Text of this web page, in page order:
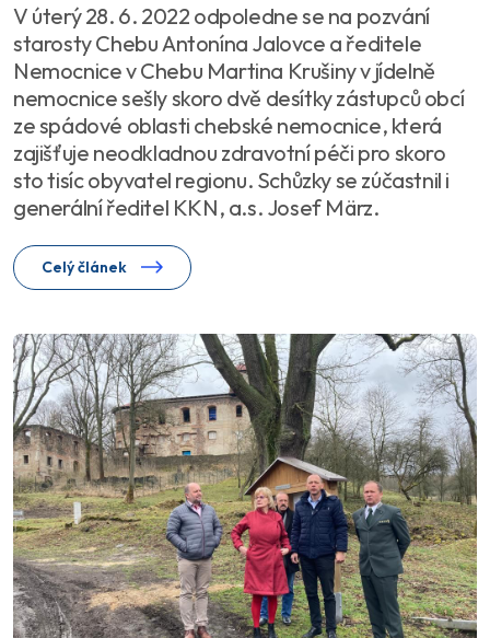
V úterý 28. 6. 2022 odpoledne se na pozvání
starosty Chebu Antonína Jalovce a ředitele
Nemocnice v Chebu Martina Krušiny v jídelně
nemocnice sešly skoro dvě desítky zástupců obcí
ze spádové oblasti chebské nemocnice, která
zajišťuje neodkladnou zdravotní péči pro skoro
sto tisíc obyvatel regionu. Schůzky se zúčastnil i
generální ředitel KKN, a.s. Josef März.
Celý článek